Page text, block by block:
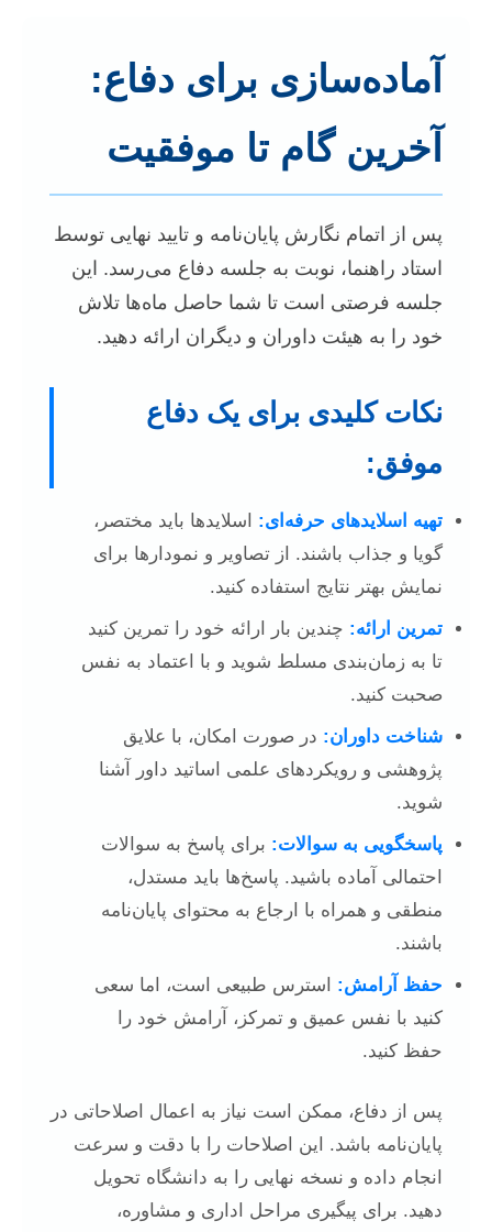
آماده‌سازی برای دفاع:
آخرین گام تا موفقیت
پس از اتمام نگارش پایان‌نامه و تایید نهایی توسط
استاد راهنما، نوبت به جلسه دفاع می‌رسد. این
جلسه فرصتی است تا شما حاصل ماه‌ها تلاش
خود را به هیئت داوران و دیگران ارائه دهید.
نکات کلیدی برای یک دفاع
موفق:
تهیه اسلاید‌های حرفه‌ای: اسلایدها باید مختصر،
گویا و جذاب باشند. از تصاویر و نمودارها برای
نمایش بهتر نتایج استفاده کنید.
تمرین ارائه: چندین بار ارائه خود را تمرین کنید
تا به زمان‌بندی مسلط شوید و با اعتماد به نفس
صحبت کنید.
شناخت داوران: در صورت امکان، با علایق
پژوهشی و رویکردهای علمی اساتید داور آشنا
شوید.
پاسخگویی به سوالات: برای پاسخ به سوالات
احتمالی آماده باشید. پاسخ‌ها باید مستدل،
منطقی و همراه با ارجاع به محتوای پایان‌نامه
باشند.
حفظ آرامش: استرس طبیعی است، اما سعی
کنید با نفس عمیق و تمرکز، آرامش خود را
حفظ کنید.
پس از دفاع، ممکن است نیاز به اعمال اصلاحاتی در
پایان‌نامه باشد. این اصلاحات را با دقت و سرعت
انجام داده و نسخه نهایی را به دانشگاه تحویل
دهید. برای پیگیری مراحل اداری و مشاوره،